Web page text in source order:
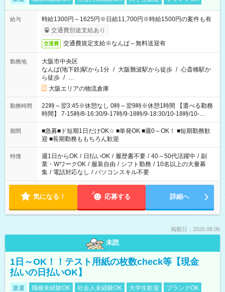
給与
時給1300円～1625円※日給11,700円※時給1500円の案件も有
交通費別途支給あり
交通費 交通費規定支給※なんば～無料送迎有
勤務地
大阪市中央区
なんば(地下鉄)駅から1分 / 大阪難波駅から徒歩 / 心斎橋駅か
ら徒歩 / …
大阪エリアの物流倉庫
勤務時間
22時～翌3:45※休憩なし 0時～翌9時※休憩1時間 【選べる勤務
時間】 7-15時/8-16:30/9-17時/9-18時/9-18:30/10-18時/10-
19:15/10:30-17:30/11-20:15/11:30-20:30/12-21時/13-18時/13-
18:30/13-22時/14-20時/14:30-23時/17-22時/18-22時/18-23
時/22-翌6時/23-翌4時/
期間
■急募■ド短期1日だけOK☆ ■単発OK ■週0～OK！ ■短期勤務歓
迎 ■長期勤務ももちろん歓迎
特徴 週1日からOK / 日払いOK / 履歴書不要 / 40～50代活躍中 / 副
業・WワークOK / 服装自由 / シフト勤務 / 10名以上の大量募
集 / 電話対応なし / パソコンスキル不要
気になる！ 応募する 詳細へ
掲載日：2026.08.06
未読
1日～OK！！テスト用紙の枚数check等【現金
払いの日払いOK】
派遣 職種未経験OK 社会人未経験OK 大学生歓迎
ブランクOK